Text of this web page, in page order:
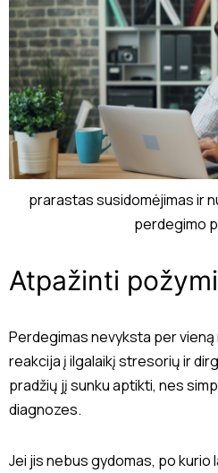
prarastas susidomėjimas ir
perdegimo
Atpažinti
Perdegimas nevyksta per vieną
reakcija į ilgalaikį stresorių ir
pradžių jį sunku aptikti, nes
diagnozes.
Jei jis nebus gydomas, po kurio